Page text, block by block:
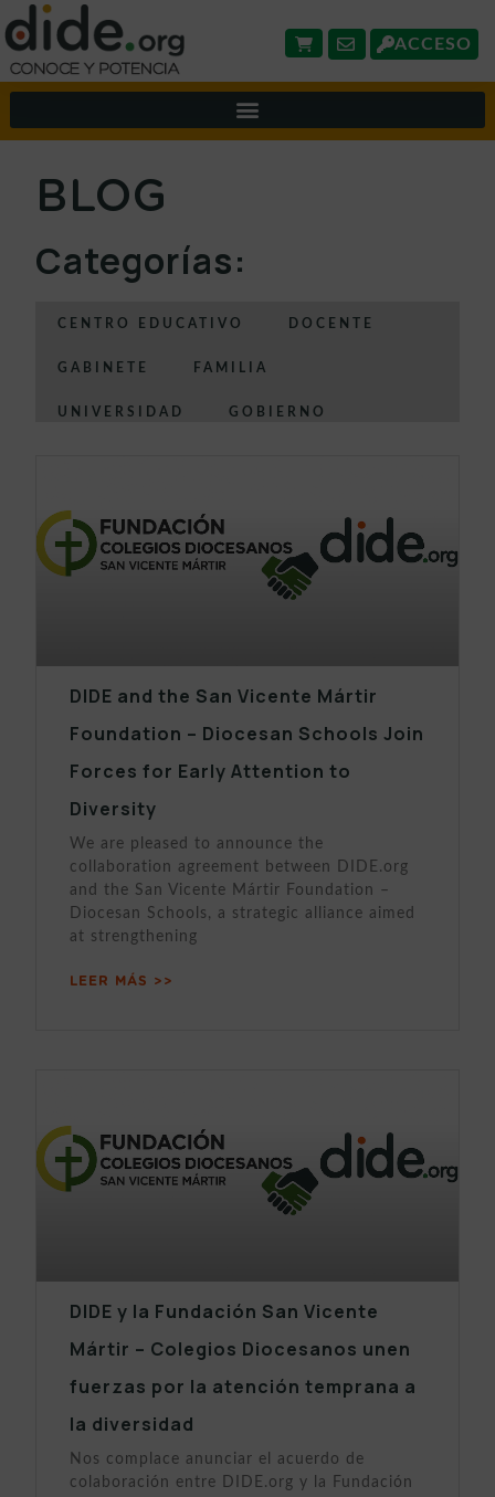
ACCESO
BLOG
Categorías:
CENTRO EDUCATIVO DOCENTE
GABINETE FAMILIA
UNIVERSIDAD GOBIERNO
DIDE and the San Vicente Mártir
Foundation – Diocesan Schools Join
Forces for Early Attention to
Diversity
We are pleased to announce the
collaboration agreement between DIDE.org
and the San Vicente Mártir Foundation –
Diocesan Schools, a strategic alliance aimed
at strengthening
LEER MÁS >>
DIDE y la Fundación San Vicente
Mártir – Colegios Diocesanos unen
fuerzas por la atención temprana a
la diversidad
Nos complace anunciar el acuerdo de
colaboración entre DIDE.org y la Fundación